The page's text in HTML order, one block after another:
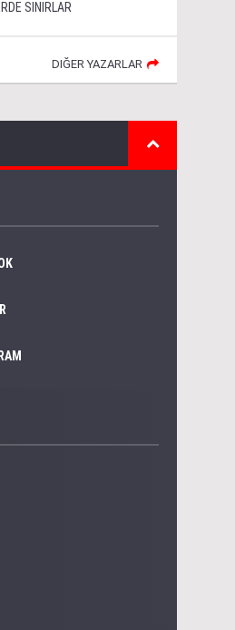
SINIRLAR
DIĞER YAZARLAR